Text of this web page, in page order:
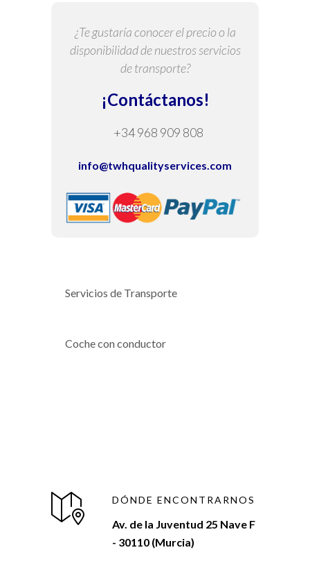
¿Te gustaría conocer el precio o la
disponibilidad de nuestros servicios
de transporte?
¡Contáctanos!
+34 968 909 808
info@twhqualityservices.com
Servicios de Transporte
Coche con conductor
DÓNDE ENCONTRARNOS
Av. de la Juventud 25 Nave F
- 30110 (Murcia)